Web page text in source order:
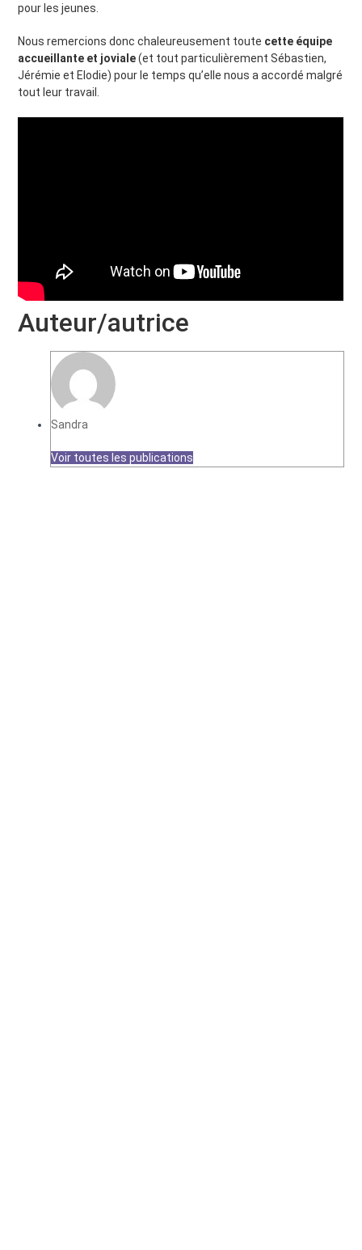
pour les jeunes.
Nous remercions donc chaleureusement toute cette équipe
accueillante et joviale(et tout particulièrement Sébastien,
Jérémie et Elodie) pour le temps qu’elle nous a accordé malgré
tout leur travail.
Auteur/autrice
Sandra
Voir toutes les publications